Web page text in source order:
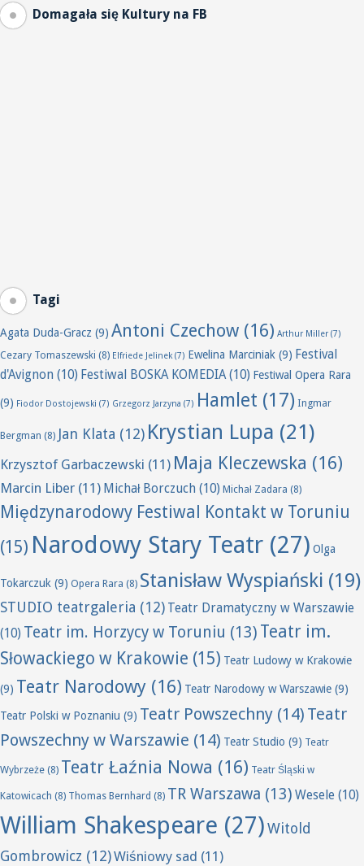
Domagała się Kultury na FB
Tagi
Agata Duda-Gracz (9) Antoni Czechow (16) Arthur Miller (7)
Cezary Tomaszewski (8) Elfriede Jelinek(7) Ewelina Marciniak (9) Festival
d'Avignon (10) Festiwal BOSKA KOMEDIA(10) Festiwal Opera Rara
(9) Fiodor Dostojewski (7) Grzegorz Jarzyna (7) Hamlet (17) Ingmar
Bergman (8) Jan Klata (12) Krystian Lupa (21)
Krzysztof Garbaczewski (11) Maja Kleczewska (16)
Marcin Liber (11) Michał Borczuch (10) Michał Zadara (8)
Międzynarodowy Festiwal Kontakt w Toruniu
(15) Narodowy Stary Teatr (27) Olga
Tokarczuk (9) Opera Rara (8) Stanisław Wyspiański (19)
STUDIO teatrgaleria (12) Teatr Dramatyczny w Warszawie
(10) Teatr im. Horzycy w Toruniu (13) Teatr im.
Słowackiego w Krakowie (15) Teatr Ludowy w Krakowie
(9) Teatr Narodowy (16) Teatr Narodowy w Warszawie (9)
Teatr Polski w Poznaniu (9) Teatr Powszechny (14) Teatr
Powszechny w Warszawie (14) Teatr Studio (9) Teatr
Wybrzeże (8) Teatr Łaźnia Nowa (16) Teatr Śląski w
Katowicach (8) Thomas Bernhard (8) TR Warszawa (13) Wesele (10)
William Shakespeare (27)Witold
Gombrowicz (12)Wiśniowy sad (11)